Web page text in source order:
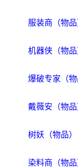
服装商（物品
机器侠（物品
爆破专家（物
戴薇安（物品
树妖（物品）
染料商（物品